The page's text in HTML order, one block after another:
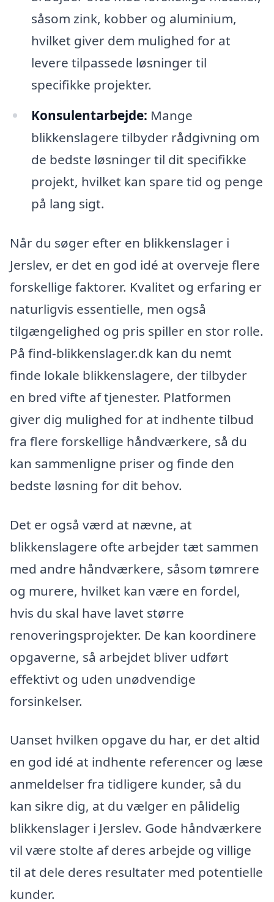
såsom zink, kobber og aluminium,
hvilket giver dem mulighed for at
levere tilpassede løsninger til
specifikke projekter.
Konsulentarbejde: Mange
blikkenslagere tilbyder rådgivning om
de bedste løsninger til dit specifikke
projekt, hvilket kan spare tid og penge
på lang sigt.
Når du søger efter en blikkenslager i
Jerslev, er det en god idé at overveje flere
forskellige faktorer. Kvalitet og erfaring er
naturligvis essentielle, men også
tilgængelighed og pris spiller en stor rolle.
På find-blikkenslager.dk kan du nemt
finde lokale blikkenslagere, der tilbyder
en bred vifte af tjenester. Platformen
giver dig mulighed for at indhente tilbud
fra flere forskellige håndværkere, så du
kan sammenligne priser og finde den
bedste løsning for dit behov.
Det er også værd at nævne, at
blikkenslagere ofte arbejder tæt sammen
med andre håndværkere, såsom tømrere
og murere, hvilket kan være en fordel,
hvis du skal have lavet større
renoveringsprojekter. De kan koordinere
opgaverne, så arbejdet bliver udført
effektivt og uden unødvendige
forsinkelser.
Uanset hvilken opgave du har, er det altid
en god idé at indhente referencer og læse
anmeldelser fra tidligere kunder, så du
kan sikre dig, at du vælger en pålidelig
blikkenslager i Jerslev. Gode håndværkere
vil være stolte af deres arbejde og villige
til at dele deres resultater med potentielle
kunder.